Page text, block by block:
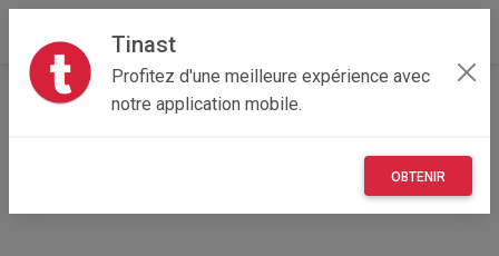
Tinast
Profitez d'une meilleure expérience avec
notre application mobile.
OBTENIR
Accueil Recherche Île-de-France